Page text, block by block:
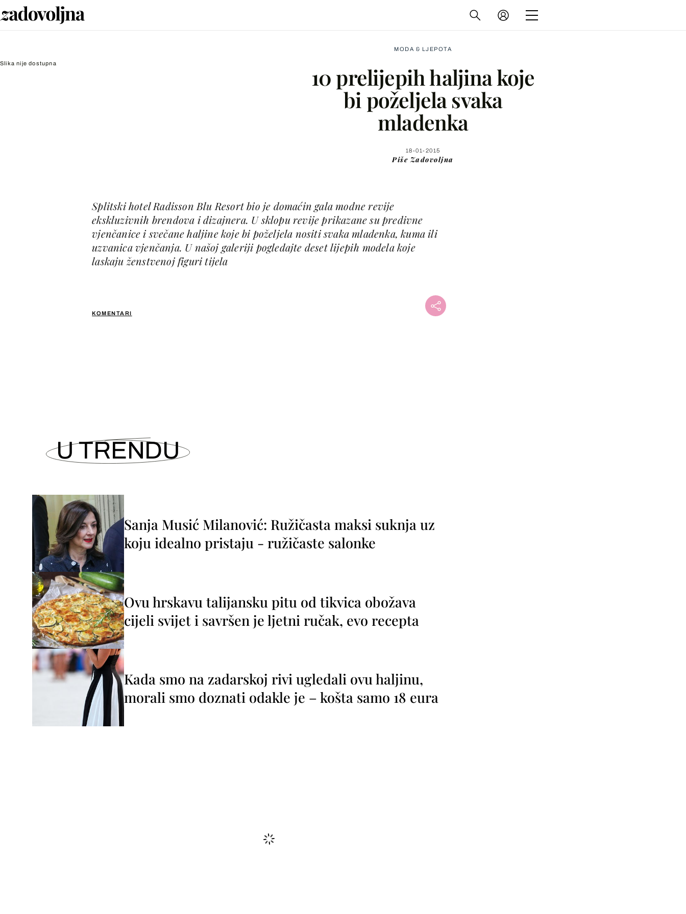
Slika nije dostupna
MODA & LJEPOTA
10 prelijepih haljina koje
bi poželjela svaka
mladenka
18-01-2015
Piše Zadovoljna
KOMENTARI
Splitski hotel Radisson Blu Resort bio je domaćin gala modne revije
ekskluzivnih brendova i dizajnera. U sklopu revije prikazane su predivne
vjenčanice i svečane haljine koje bi poželjela nositi svaka mladenka, kuma ili
uzvanica vjenčanja. U našoj galeriji pogledajte deset lijepih modela koje
laskaju ženstvenoj figuri tijela
Viber
U TRENDU
Sanja Musić Milanović: Ružičasta maksi suknja uz
koju idealno pristaju - ružičaste salonke
Ovu hrskavu talijansku pitu od tikvica obožava
cijeli svijet i savršen je ljetni ručak, evo recepta
Kada smo na zadarskoj rivi ugledali ovu haljinu,
morali smo doznati odakle je – košta samo 18 eura